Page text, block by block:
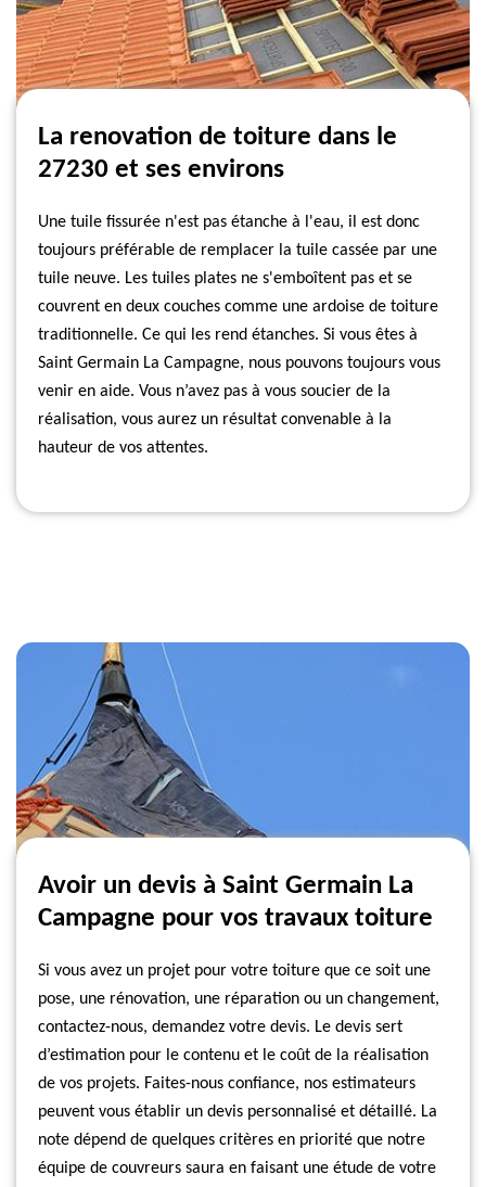
La renovation de toiture dans le
27230 et ses environs
Une tuile fissurée n'est pas étanche à l'eau, il est donc
toujours préférable de remplacer la tuile cassée par une
tuile neuve. Les tuiles plates ne s'emboîtent pas et se
couvrent en deux couches comme une ardoise de toiture
traditionnelle. Ce qui les rend étanches. Si vous êtes à
Saint Germain La Campagne, nous pouvons toujours vous
venir en aide. Vous n’avez pas à vous soucier de la
réalisation, vous aurez un résultat convenable à la
hauteur de vos attentes.
Avoir un devis à Saint Germain La
Campagne pour vos travaux toiture
Si vous avez un projet pour votre toiture que ce soit une
pose, une rénovation, une réparation ou un changement,
contactez-nous, demandez votre devis. Le devis sert
d’estimation pour le contenu et le coût de la réalisation
de vos projets. Faites-nous confiance, nos estimateurs
peuvent vous établir un devis personnalisé et détaillé. La
note dépend de quelques critères en priorité que notre
équipe de couvreurs saura en faisant une étude de votre